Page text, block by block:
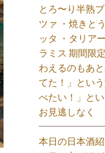
とろ〜り半熟
ツァ ・焼きと
ッタ ・タリア
ラミス 期間限
わえるのもあ
てた！」とい
べたい！」と
お見逃しなく⁡
本日の日本酒